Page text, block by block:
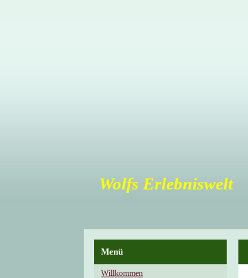
Wolfs Erlebniswelt
Menü
Willkommen